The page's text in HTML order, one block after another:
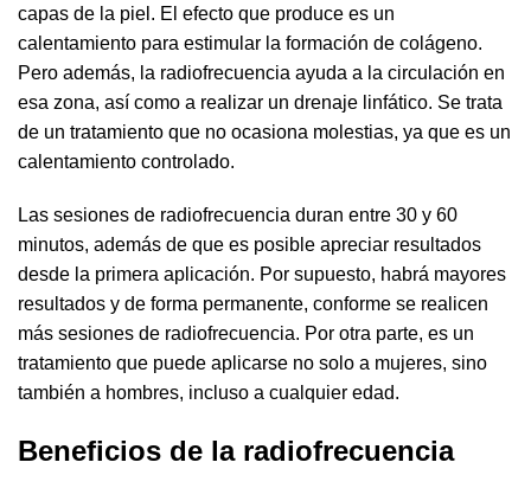
capas de la piel. El efecto que produce es un
calentamiento para estimular la formación de colágeno.
Pero además, la radiofrecuencia ayuda a la circulación en
esa zona, así como a realizar un drenaje linfático. Se trata
de un tratamiento que no ocasiona molestias, ya que es un
calentamiento controlado.
Las sesiones de radiofrecuencia duran entre 30 y 60
minutos, además de que es posible apreciar resultados
desde la primera aplicación. Por supuesto, habrá mayores
resultados y de forma permanente, conforme se realicen
más sesiones de radiofrecuencia. Por otra parte, es un
tratamiento que puede aplicarse no solo a mujeres, sino
también a hombres, incluso a cualquier edad.
Beneficios de la radiofrecuencia